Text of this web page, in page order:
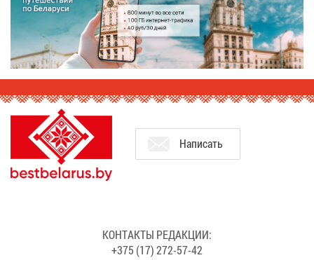
На­пи­сать
КОН­ТАК­ТЫ РЕ­ДАК­ЦИИ:
+375 (17) 272-57-42